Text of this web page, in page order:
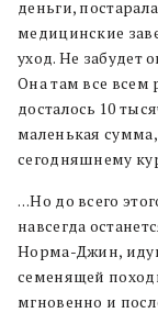
деньги,
медицинские
уход. Не забудет
Она там все всем
досталось 10
маленькая
сегодняшнему
…Но до всего
навсегда
Норма-Джин,
семенящей
мгновенно и